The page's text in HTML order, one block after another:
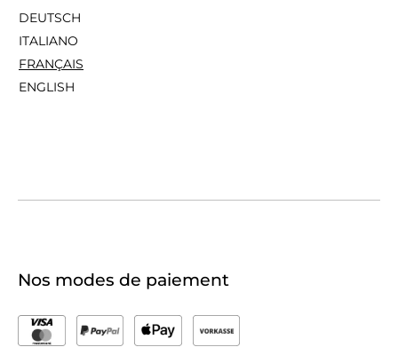
DEUTSCH
ITALIANO
FRANÇAIS
ENGLISH
Nos modes de paiement